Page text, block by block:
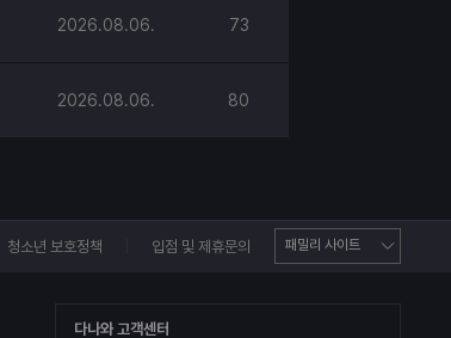
2026.08.06. 73
2026.08.06. 80
청소년 보호정책 입점 및 제휴문의
다나와 고객센터